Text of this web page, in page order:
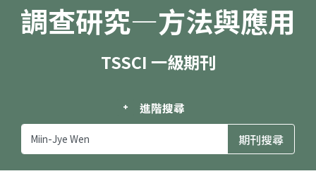
調查研究—方法與應用
TSSCI 一級期刊
進階搜尋